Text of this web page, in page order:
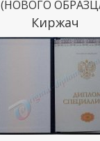
(НОВОГО
Киржач